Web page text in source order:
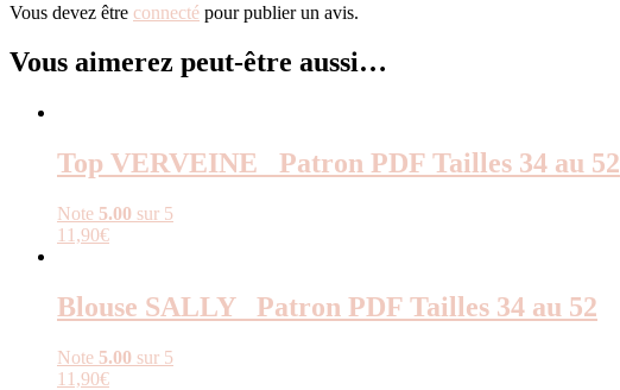
Vous devez être connecté pour publier un avis.
Vous aimerez peut-être aussi…
Top VERVEINE _Patron PDF Tailles 34 au 52
Note 5.00 sur 5
11,90€
Blouse SALLY _Patron PDF Tailles 34 au 52
Note 5.00 sur 5
11,90€